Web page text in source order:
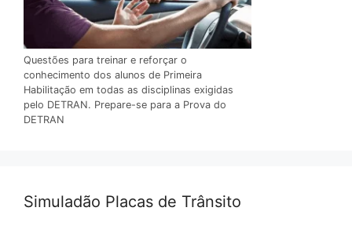
Questões para treinar e reforçar o
conhecimento dos alunos de Primeira
Habilitação em todas as disciplinas exigidas
pelo DETRAN. Prepare-se para a Prova do
DETRAN
Simuladão Placas de Trânsito